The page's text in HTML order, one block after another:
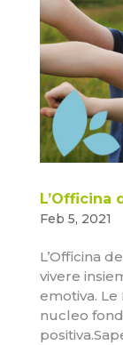
L’Officina
Feb 5, 2021
L’Officina
vivere
emotiva.
nucleo